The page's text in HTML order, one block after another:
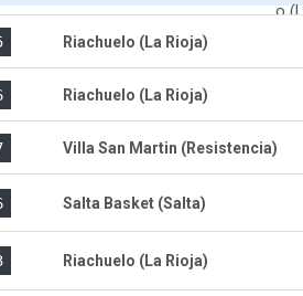
Riachuelo (La Rioja)
Riachuelo (La Rioja)
Villa San Martin (Resistencia)
Salta Basket (Salta)
Riachuelo (La Rioja)